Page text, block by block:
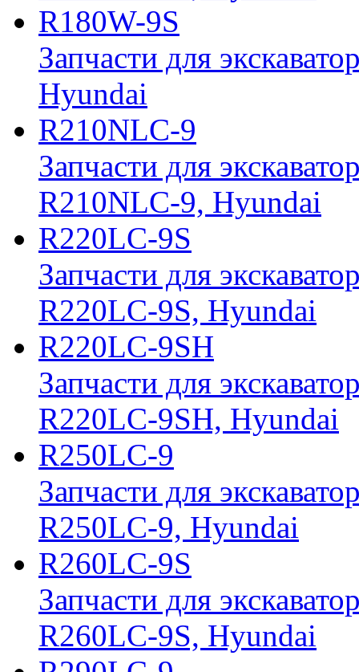
R180W-9S
Запчасти для
Hyundai
R210NLC-9
Запчасти для
R210NLC-9, Hyundai
R220LC-9S
Запчасти для
R220LC-9S, Hyundai
R220LC-9SH
Запчасти для
R220LC-9SH, Hyundai
R250LC-9
Запчасти для
R250LC-9, Hyundai
R260LC-9S
Запчасти для
R260LC-9S, Hyundai